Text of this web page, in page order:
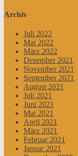
Archiv
Juli 2022
Mai 2022
März 2022
Dezember 2021
November 2021
September 2021
August 2021
Juli 2021
Juni 2021
Mai 2021
April 2021
März 2021
Februar 2021
Januar 2021